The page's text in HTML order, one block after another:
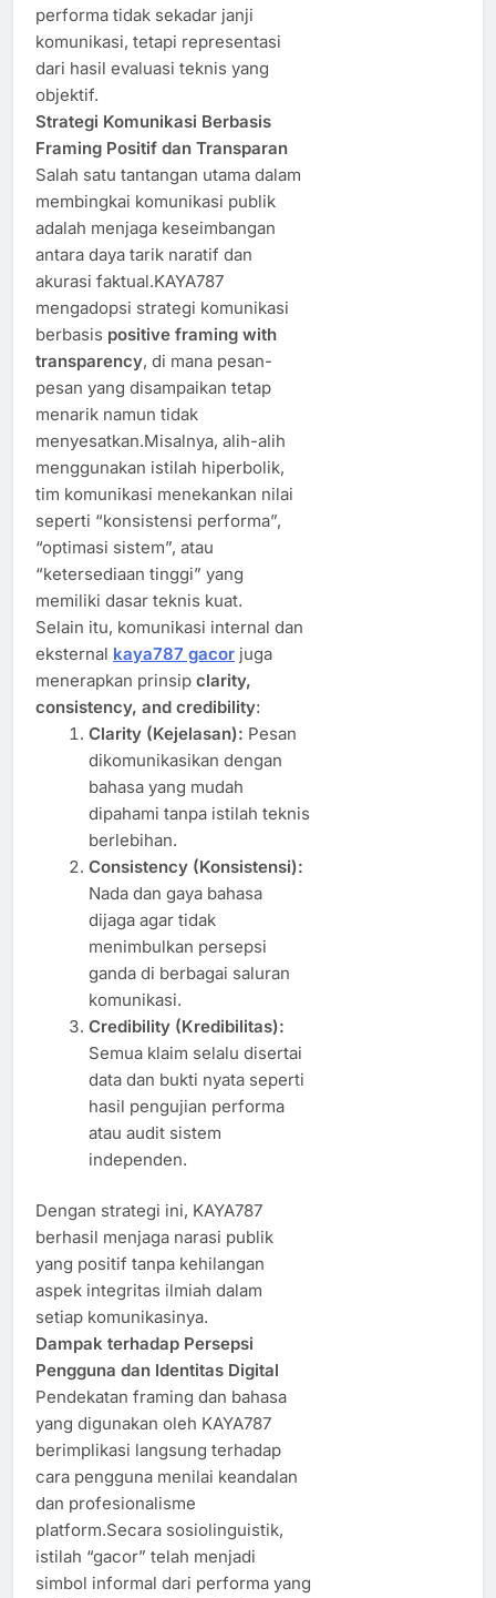
performa tidak sekadar janji
komunikasi, tetapi representasi
dari hasil evaluasi teknis yang
objektif.
Strategi Komunikasi Berbasis
Framing Positif dan Transparan
Salah satu tantangan utama dalam
membingkai komunikasi publik
adalah menjaga keseimbangan
antara daya tarik naratif dan
akurasi faktual.KAYA787
mengadopsi strategi komunikasi
berbasis positive framing with
transparency, di mana pesan-
pesan yang disampaikan tetap
menarik namun tidak
menyesatkan.Misalnya, alih-alih
menggunakan istilah hiperbolik,
tim komunikasi menekankan nilai
seperti “konsistensi performa”,
“optimasi sistem”, atau
“ketersediaan tinggi” yang
memiliki dasar teknis kuat.
Selain itu, komunikasi internal dan
eksternal kaya787 gacor juga
menerapkan prinsip clarity,
consistency, and credibility:
Clarity (Kejelasan): Pesan
dikomunikasikan dengan
bahasa yang mudah
dipahami tanpa istilah teknis
berlebihan.
Consistency (Konsistensi):
Nada dan gaya bahasa
dijaga agar tidak
menimbulkan persepsi
ganda di berbagai saluran
komunikasi.
Credibility (Kredibilitas):
Semua klaim selalu disertai
data dan bukti nyata seperti
hasil pengujian performa
atau audit sistem
independen.
Dengan strategi ini, KAYA787
berhasil menjaga narasi publik
yang positif tanpa kehilangan
aspek integritas ilmiah dalam
setiap komunikasinya.
Dampak terhadap Persepsi
Pengguna dan Identitas Digital
Pendekatan framing dan bahasa
yang digunakan oleh KAYA787
berimplikasi langsung terhadap
cara pengguna menilai keandalan
dan profesionalisme
platform.Secara sosiolinguistik,
istilah “gacor” telah menjadi
simbol informal dari performa yang